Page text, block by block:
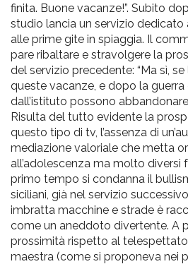
finita. Buone vacanze!”. Subito
studio lancia un servizio dedicato
alle prime gite in spiaggia. Il
pare ribaltare e stravolgere la
del servizio precedente: “Ma sì,
queste vacanze, e dopo la guerra
dall’istituto possono
Risulta del tutto evidente la
questo tipo di tv, l’assenza di
mediazione valoriale che metta
all’adolescenza ma molto diversi
primo tempo si condanna il
siciliani, già nel servizio
imbratta macchine e strade è
come un aneddoto divertente. A
prossimità rispetto al
maestra (come si proponeva nei